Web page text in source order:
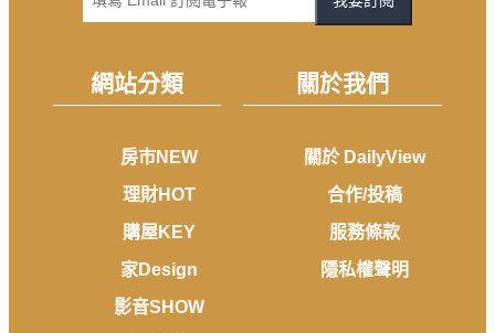
網站分類
房市NEW
理財HOT
購屋KEY
家Design
影音SHOW
關於我們
關於 DailyView
合作/投稿
服務條款
隱私權聲明